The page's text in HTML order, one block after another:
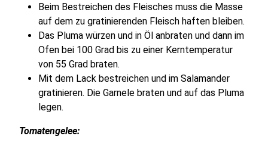
Beim Bestreichen des Fleisches muss die Masse
auf dem zu gratinierenden Fleisch haften bleiben.
Das Pluma würzen und in Öl anbraten und dann im
Ofen bei 100 Grad bis zu einer Kerntemperatur
von 55 Grad braten.
Mit dem Lack bestreichen und im Salamander
gratinieren. Die Garnele braten und auf das Pluma
legen.
Tomatengelee: